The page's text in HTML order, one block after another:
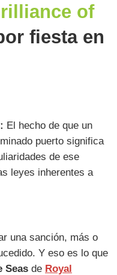
of
fiesta en
El hecho de que un
puerto significa
de ese
leyes inherentes a
una sanción, más o
Y eso es lo que
Seas de Royal